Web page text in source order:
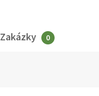
Zakázky 0